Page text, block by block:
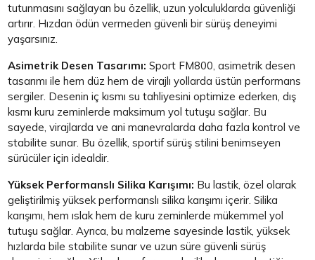
tutunmasını sağlayan bu özellik, uzun yolculuklarda güvenliği
artırır. Hızdan ödün vermeden güvenli bir sürüş deneyimi
yaşarsınız.
Asimetrik Desen Tasarımı:Sport FM800, asimetrik desen
tasarımı ile hem düz hem de virajlı yollarda üstün performans
sergiler. Desenin iç kısmı su tahliyesini optimize ederken, dış
kısmı kuru zeminlerde maksimum yol tutuşu sağlar. Bu
sayede, virajlarda ve ani manevralarda daha fazla kontrol ve
stabilite sunar. Bu özellik, sportif sürüş stilini benimseyen
sürücüler için idealdir.
Yüksek Performanslı Silika Karışımı: Bu lastik, özel olarak
geliştirilmiş yüksek performanslı silika karışımı içerir. Silika
karışımı, hem ıslak hem de kuru zeminlerde mükemmel yol
tutuşu sağlar. Ayrıca, bu malzeme sayesinde lastik, yüksek
hızlarda bile stabilite sunar ve uzun süre güvenli sürüş